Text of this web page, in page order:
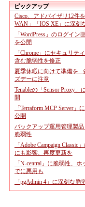
ピックアップ
Cisco、アドバイザリ12件
WAN」「IOS XE」に深刻
「WordPress」のログイ
を公開
「Chrome」にセキュリテ
含む脆弱性を修正
夏季休暇に向けて準備を -
ズデーに注意
Tenableの「Sensor Proxy
開
「Terraform MCP Server
公開
バックアップ運用管理製品
脆弱性
「Adobe Campaign
にも影響、再度更新を
「N-central」に脆弱性、
でに悪用も
「pgAdmin 4」に深刻な